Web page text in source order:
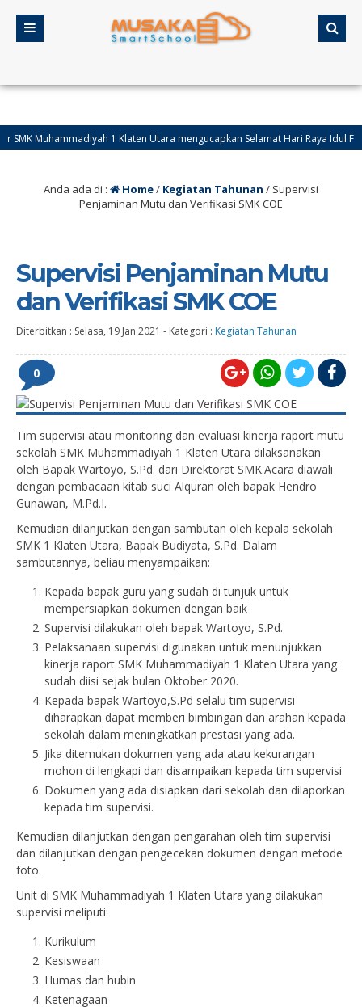
Muhammadiyah 1 Klaten Utara mengucapkan Selamat Hari Raya Idul Fitri
Anda ada di : Home/ Kegiatan Tahunan / Supervisi
Penjaminan Mutu dan Verifikasi SMK COE
Supervisi Penjaminan Mutu
dan Verifikasi SMK COE
Diterbitkan : Selasa, 19 Jan 2021 - Kategori : Kegiatan Tahunan
0
Tim supervisi atau monitoring dan evaluasi kinerja raport mutu
sekolah SMK Muhammadiyah 1 Klaten Utara dilaksanakan
oleh Bapak Wartoyo, S.Pd. dari Direktorat SMK.Acara diawali
dengan pembacaan kitab suci Alquran oleh bapak Hendro
Gunawan, M.Pd.I.
Kemudian dilanjutkan dengan sambutan oleh kepala sekolah
SMK 1 Klaten Utara, Bapak Budiyata, S.Pd. Dalam
sambutannya, beliau menyampaikan:
Kepada bapak guru yang sudah di tunjuk untuk
mempersiapkan dokumen dengan baik
Supervisi dilakukan oleh bapak Wartoyo, S.Pd.
Pelaksanaan supervisi digunakan untuk menunjukkan
kinerja raport SMK Muhammadiyah 1 Klaten Utara yang
sudah diisi sejak bulan Oktober 2020.
Kepada bapak Wartoyo,S.Pd selalu tim supervisi
diharapkan dapat memberi bimbingan dan arahan kepada
sekolah dalam meningkatkan prestasi yang ada.
Jika ditemukan dokumen yang ada atau kekurangan
mohon di lengkapi dan disampaikan kepada tim supervisi
Dokumen yang ada disiapkan dari sekolah dan dilaporkan
kepada tim supervisi.
Kemudian dilanjutkan dengan pengarahan oleh tim supervisi
dan dilanjutkan dengan pengecekan dokumen dengan metode
foto.
Unit di SMK Muhammadiyah 1 Klaten Utara yang dilakukan
supervisi meliputi:
Kurikulum
Kesiswaan
Humas dan hubin
Ketenagaan